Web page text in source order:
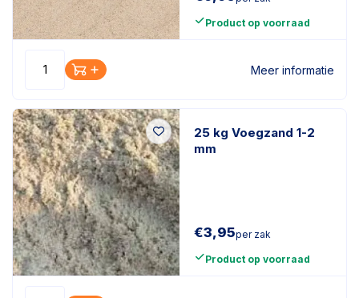
Product op voorraad
Meer informatie
25 kg Voegzand 1-2
mm
€3,95per zak
Product op voorraad